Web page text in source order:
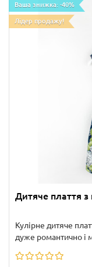
Ваша знижка: -40%
Лідер продажу!
Дитяче плаття
Кулірне дитяче
дуже романтично і